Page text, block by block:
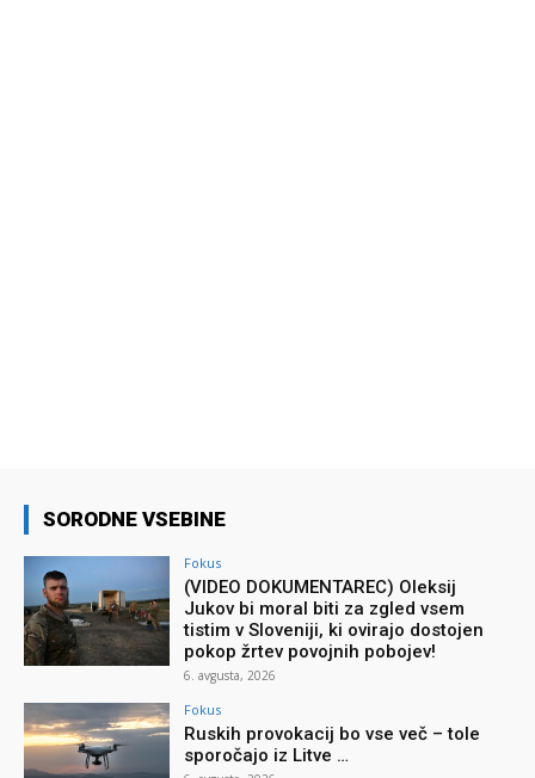
SORODNE VSEBINE
Fokus
(VIDEO DOKUMENTAREC) Oleksij
Jukov bi moral biti za zgled vsem
tistim v Sloveniji, ki ovirajo dostojen
pokop žrtev povojnih pobojev!
6. avgusta, 2026
Fokus
Ruskih provokacij bo vse več – tole
sporočajo iz Litve …